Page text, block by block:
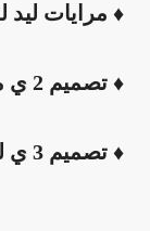
♦ مرايات ليد
♦ تصميم 2 ي مجانا
♦ تصميم 3 ي للصالة للريسبشن مجانا”